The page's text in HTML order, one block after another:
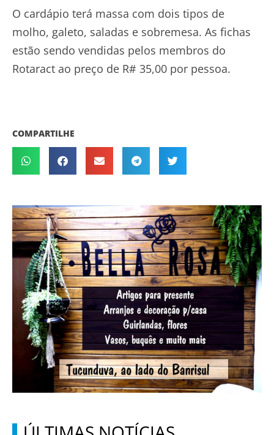
O cardápio terá massa com dois tipos de
molho, galeto, saladas e sobremesa. As fichas
estão sendo vendidas pelos membros do
Rotaract ao preço de R# 35,00 por pessoa.
COMPARTILHE